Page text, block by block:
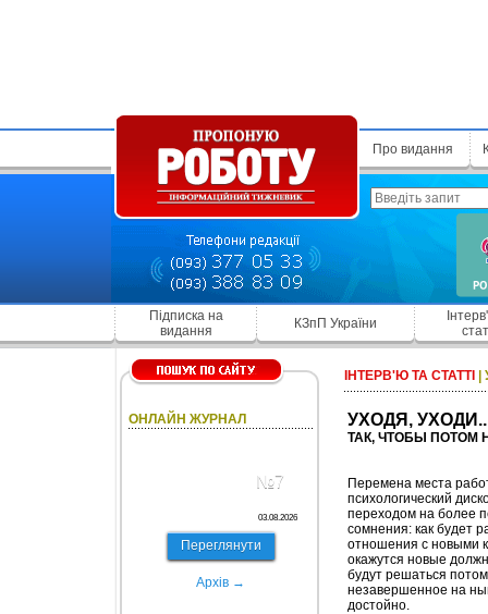
Про видання
Підписка на
видання
КЗпП України
ОНЛАЙН ЖУРНАЛ
№7
03.08.2026
Переглянути
Архів →
ІНТЕРВ'Ю ТА СТАТТІ
УХОДЯ,
ТАК, ЧТОБЫ ПОТОМ
Перемена места
психологический
переходом на более
сомнения: как будет
отношения с новыми
окажутся новые
будут решаться
незавершенное на
достойно.